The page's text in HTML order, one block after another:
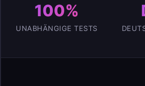
100%
UNABHÄNGIGE TESTS